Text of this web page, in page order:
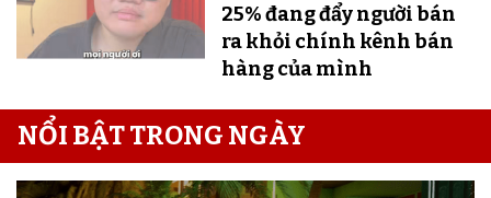
25% đang đẩy người bán
ra khỏi chính kênh bán
hàng của mình
NỔI BẬT TRONG NGÀY